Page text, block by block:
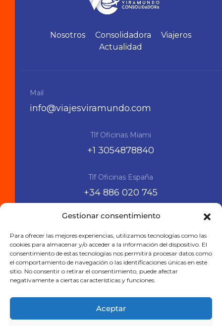
Gestionar consentimiento
Para ofrecer las mejores experiencias, utilizamos tecnologías como las
cookies para almacenar y/o acceder a la información del dispositivo. El
consentimiento de estas tecnologías nos permitirá procesar datos como
el comportamiento de navegación o las identificaciones únicas en este
sitio. No consentir o retirar el consentimiento, puede afectar
negativamente a ciertas características y funciones.
Aceptar
Nosotros Consolidadora
Viajeros
Actualidad
Mail
info@viajesviramundo.com
Tlf Oficinas Miami
+1 3054878840
Tlf Oficinas España
+34 886 020 745
Siguenos en las RRSS